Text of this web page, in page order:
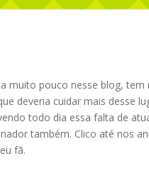
muito pouco nesse blog, tem
deveria cuidar mais desse
todo dia essa falta de
também. Clico até nos
fã.